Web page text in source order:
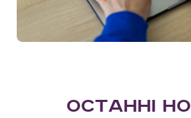
Останні но